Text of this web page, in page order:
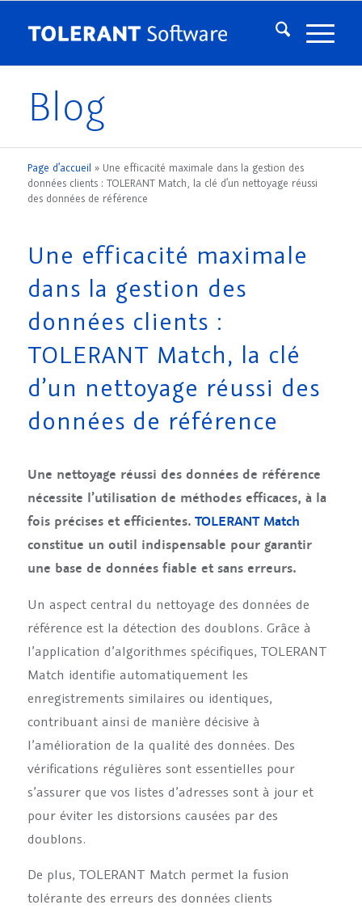
Blog
Page d’accueil » Une efficacité maximale dans la gestion des
données clients : TOLERANT Match, la clé d’un nettoyage réussi
des données de référence
Une efficacité maximale
dans la gestion des
données clients :
TOLERANT Match, la clé
d’un nettoyage réussi des
données de référence
Une nettoyage réussi des données de référence
nécessite l’utilisation de méthodes efficaces, à la
fois précises et efficientes. TOLERANT Match
constitue un outil indispensable pour garantir
une base de données fiable et sans erreurs.
Un aspect central du nettoyage des données de
référence est la détection des doublons. Grâce à
l’application d’algorithmes spécifiques, TOLERANT
Match identifie automatiquement les
enregistrements similaires ou identiques,
contribuant ainsi de manière décisive à
l’amélioration de la qualité des données. Des
vérifications régulières sont essentielles pour
s’assurer que vos listes d’adresses sont à jour et
pour éviter les distorsions causées par des
doublons.
De plus, TOLERANT Match permet la fusion
tolérante des erreurs des données clients